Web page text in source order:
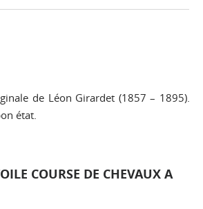
de Léon Girardet (1857 – 1895).
état.
COURSE DE CHEVAUX A